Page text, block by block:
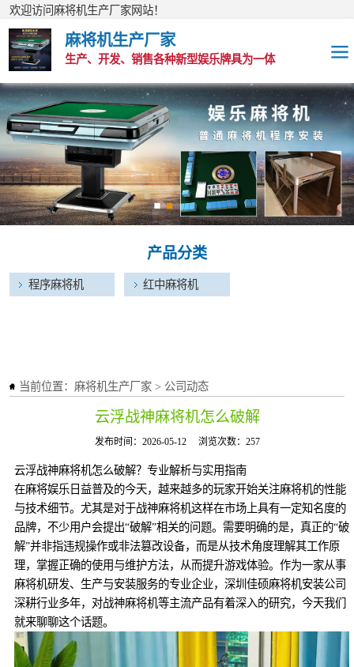
欢迎访问麻将机生产厂家网站！
麻将机生产厂家
生产、开发、销售各种新型娱乐牌具为一体
当前位置： 麻将机生产厂家 > 公司动态
云浮战神麻将机怎么破解
发布时间：2026-05-12 浏览次数：257
云浮战神麻将机怎么破解？专业解析与实用指南
在麻将娱乐日益普及的今天，越来越多的玩家开始关注麻将机的性能
与技术细节。尤其是对于战神麻将机这样在市场上具有一定知名度的
品牌，不少用户会提出“破解”相关的问题。需要明确的是，真正的“破
解”并非指违规操作或非法篡改设备，而是从技术角度理解其工作原
理，掌握正确的使用与维护方法，从而提升游戏体验。作为一家从事
麻将机研发、生产与安装服务的专业企业，深圳佳硕麻将机安装公司
深耕行业多年，对战神麻将机等主流产品有着深入的研究，今天我们
就来聊聊这个话题。
产品分类
程序麻将机 红中麻将机
程序麻将机
红中麻将机